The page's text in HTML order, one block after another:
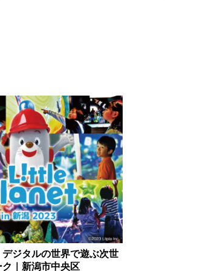
ジタルの世界で遊ぶ次世
｜新潟市中央区